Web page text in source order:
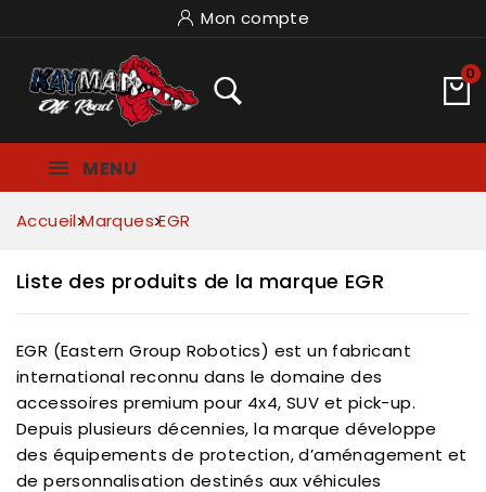
Mon compte
0
MENU
Accueil Marques EGR
Liste des produits de la marque EGR
EGR (Eastern Group Robotics) est un fabricant
international reconnu dans le domaine des
accessoires premium pour 4x4, SUV et pick-up.
Depuis plusieurs décennies, la marque développe
des équipements de protection, d’aménagement et
de personnalisation destinés aux véhicules